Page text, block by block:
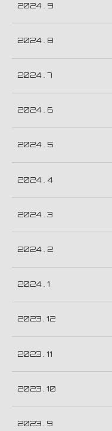
2024 . 9
2024 . 8
2024 . 7
2024 . 6
2024 . 5
2024 . 4
2024 . 3
2024 . 2
2024 . 1
2023 . 12
2023 . 11
2023 . 10
2023 . 9